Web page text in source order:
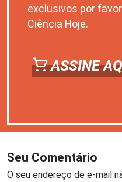
exclusivos por
Ciência Hoje.
ASSINE
Seu Comentário
O seu endereço de e-mail